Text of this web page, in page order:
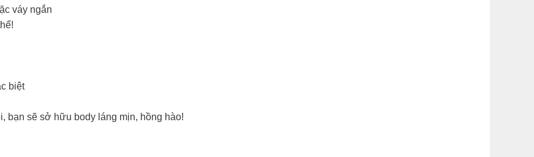
váy ngắn
biệt
bạn sẽ sở hữu body láng mịn, hồng hào!